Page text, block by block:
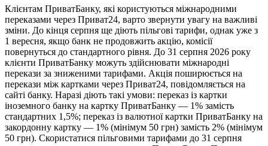
Клієнтам ПриватБанку, які користуються міжнародними
переказами через Приват24, варто звернути увагу на важливі
зміни. До кінця серпня ще діють пільгові тарифи, однак уже з
1 вересня, якщо банк не продовжить акцію, комісії
повернуться до стандартного рівня. До 31 серпня 2026 року
клієнти ПриватБанку можуть здійснювати міжнародні
перекази за зниженими тарифами. Акція поширюється на
перекази між картками через Приват24, повідомляється на
сайті банку. Наразі діють такі умови: переказ із картки
іноземного банку на картку ПриватБанку — 1% замість
стандартних 1,5%; переказ із валютної картки ПриватБанку на
закордонну картку — 1% (мінімум 50 грн) замість 2% (мінімум
50 грн). Скористатися пільговими тарифами до 31 серпня